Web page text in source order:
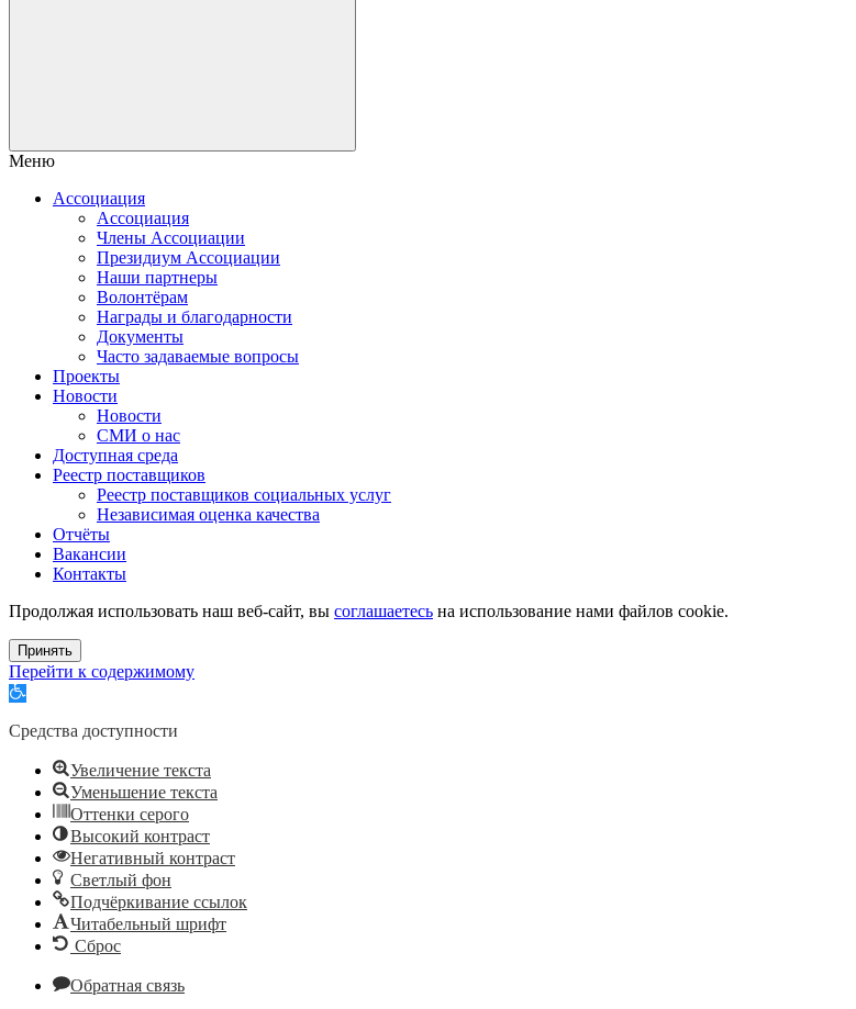
Меню
Ассоциация
Ассоциация
Члены Ассоциации
Президиум Ассоциации
Наши партнеры
Волонтёрам
Награды и благодарности
Документы
Часто задаваемые вопросы
Проекты
Новости
Новости
СМИ о нас
Доступная среда
Реестр поставщиков
Реестр поставщиков социальных услуг
Независимая оценка качества
Отчёты
Вакансии
Контакты
Продолжая использовать наш веб-сайт, вы соглашаетесь на использование нами файлов cookie.
Принять
Перейти к содержимому
Открыть
инструментов
Средства доступности
Увеличение текста
Уменьшение текста
Оттенки серого
Высокий контраст
Негативный контраст
Светлый фон
Подчёркивание ссылок
Читабельный шрифт
Сброс
Обратная связь